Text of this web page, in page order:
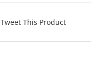
Tweet This Product